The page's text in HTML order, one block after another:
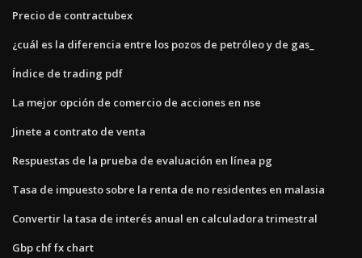
Precio de contractubex
¿cuál es la diferencia entre los pozos de petróleo y de gas_
Índice de trading pdf
La mejor opción de comercio de acciones en nse
Jinete a contrato de venta
Respuestas de la prueba de evaluación en línea pg
Tasa de impuesto sobre la renta de no residentes en malasia
Convertir la tasa de interés anual en calculadora trimestral
Gbp chf fx chart